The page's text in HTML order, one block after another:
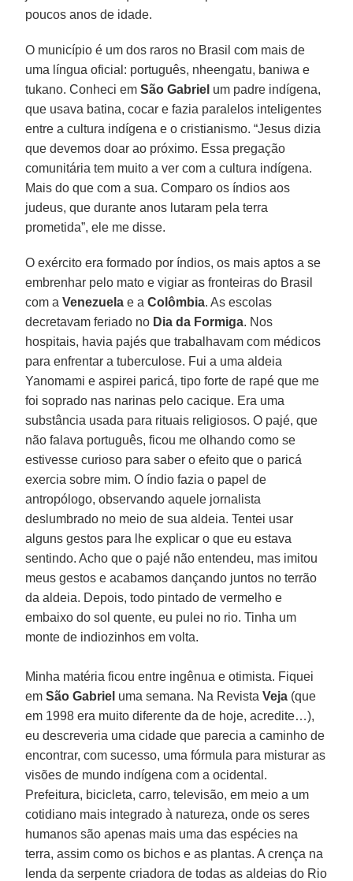
poucos anos de idade.
O município é um dos raros no Brasil com mais de
uma língua oficial: português, nheengatu, baniwa e
tukano. Conheci em São Gabriel um padre indígena,
que usava batina, cocar e fazia paralelos inteligentes
entre a cultura indígena e o cristianismo. “Jesus dizia
que devemos doar ao próximo. Essa pregação
comunitária tem muito a ver com a cultura indígena.
Mais do que com a sua. Comparo os índios aos
judeus, que durante anos lutaram pela terra
prometida”, ele me disse.
O exército era formado por índios, os mais aptos a se
embrenhar pelo mato e vigiar as fronteiras do Brasil
com aVenezuela e aColômbia. As escolas
decretavam feriado no Dia da Formiga. Nos
hospitais, havia pajés que trabalhavam com médicos
para enfrentar a tuberculose. Fui a uma aldeia
Yanomami e aspirei paricá, tipo forte de rapé que me
foi soprado nas narinas pelo cacique. Era uma
substância usada para rituais religiosos. O pajé, que
não falava português, ficou me olhando como se
estivesse curioso para saber o efeito que o paricá
exercia sobre mim. O índio fazia o papel de
antropólogo, observando aquele jornalista
deslumbrado no meio de sua aldeia. Tentei usar
alguns gestos para lhe explicar o que eu estava
sentindo. Acho que o pajé não entendeu, mas imitou
meus gestos e acabamos dançando juntos no terrão
da aldeia. Depois, todo pintado de vermelho e
embaixo do sol quente, eu pulei no rio. Tinha um
monte de indiozinhos em volta.
Minha matéria ficou entre ingênua e otimista. Fiquei
emSão Gabriel uma semana. Na RevistaVeja (que
em 1998 era muito diferente da de hoje, acredite…),
eu descreveria uma cidade que parecia a caminho de
encontrar, com sucesso, uma fórmula para misturar as
visões de mundo indígena com a ocidental.
Prefeitura, bicicleta, carro, televisão, em meio a um
cotidiano mais integrado à natureza, onde os seres
humanos são apenas mais uma das espécies na
terra, assim como os bichos e as plantas. A crença na
lenda da serpente criadora de todas as aldeias do Rio